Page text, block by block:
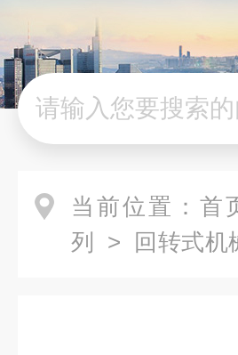
当前位置： 首
列
> 回转式机